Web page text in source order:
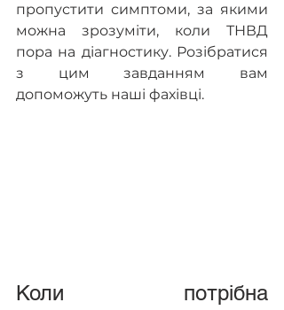
пропустити симптоми, за якими
можна зрозуміти, коли ТНВД
пора на діагностику. Розібратися
з цим завданням вам
допоможуть наші фахівці.
Коли потрібна